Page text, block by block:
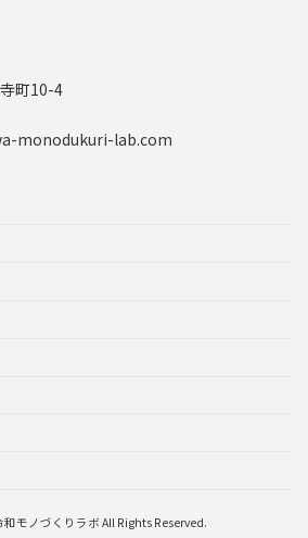
町10-4
monodukuri-lab.com
モノづくりラボ All Rights Reserved.